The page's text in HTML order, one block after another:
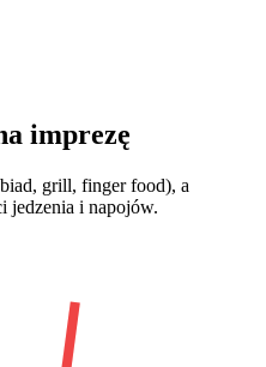
imprezę
grill, finger food), a
jedzenia i napojów.